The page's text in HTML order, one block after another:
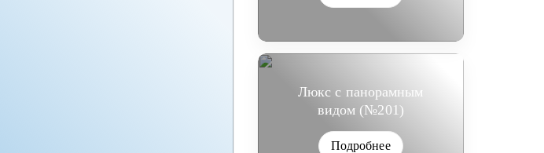
Люкс с панорамным
видом (№201)
Подробнее